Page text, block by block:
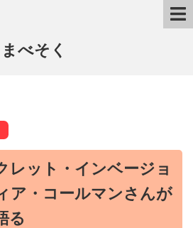
まべそく
レット・インベージョ
ア・コールマンさんが
る